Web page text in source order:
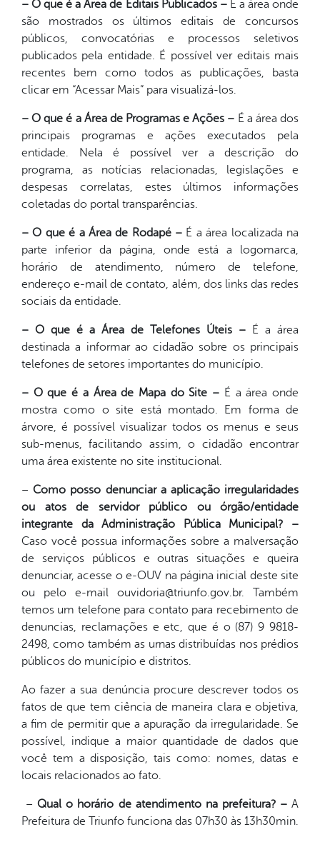
– O que é a Área de Editais Publicados – É a área onde
são mostrados os últimos editais de concursos
públicos, convocatórias e processos seletivos
publicados pela entidade. É possível ver editais mais
recentes bem como todos as publicações, basta
clicar em “Acessar Mais” para visualizá-los.
– O que é a Área de Programas e Ações – É a área dos
principais programas e ações executados pela
entidade. Nela é possível ver a descrição do
programa, as notícias relacionadas, legislações e
despesas correlatas, estes últimos informações
coletadas do portal transparências.
– O que é a Área de Rodapé – É a área localizada na
parte inferior da página, onde está a logomarca,
horário de atendimento, número de telefone,
endereço e-mail de contato, além, dos links das redes
sociais da entidade.
– O que é a Área de Telefones Úteis –
É a área
destinada a informar ao cidadão sobre os principais
telefones de setores importantes do município.
– O que é a Área de Mapa do Site – É a área onde
mostra como o site está montado. Em forma de
árvore, é possível visualizar todos os menus e seus
sub-menus, facilitando assim, o cidadão encontrar
uma área existente no site institucional.
–Como posso denunciar a aplicação irregularidades
ou atos de servidor público ou órgão/entidade
integrante da Administração Pública Municipal? –
Caso você possua informações sobre a malversação
de serviços públicos e outras situações e queira
denunciar, acesse o e-OUV na página inicial deste site
ou pelo e-mail ouvidoria@triunfo.gov.br. Também
temos um telefone para contato para recebimento de
denuncias, reclamações e etc, que é o (87) 9 9818-
2498, como também as urnas distribuídas nos prédios
públicos do município e distritos.
Ao fazer a sua denúncia procure descrever todos os
fatos de que tem ciência de maneira clara e objetiva,
a fim de permitir que a apuração da irregularidade. Se
possível, indique a maior quantidade de dados que
você tem a disposição, tais como: nomes, datas e
locais relacionados ao fato.
–Qual o horário de atendimento na prefeitura? –A
Prefeitura de Triunfo funciona das 07h30 às 13h30min.